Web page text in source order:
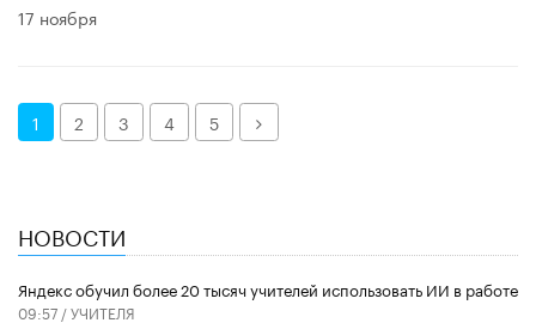
17 ноября
1 2 3 4 5 Далее
НОВОСТИ
​Яндекс обучил более 20 тысяч учителей использовать ИИ в работе
09:57 /УЧИТЕЛЯ